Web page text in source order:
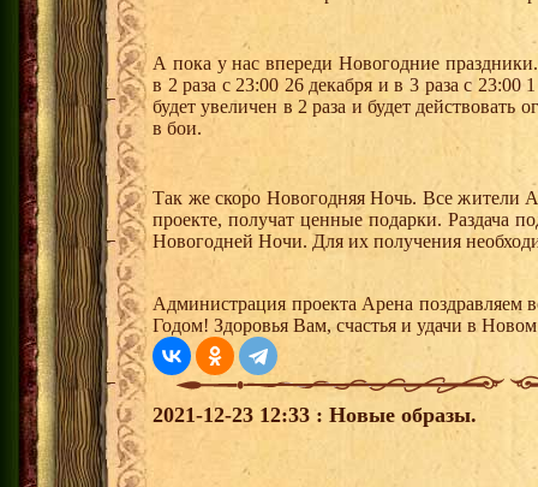
А пока у нас впереди Новогодние
в 2 раза с 23:00 26 декабря и в 3 раза с
будет увеличен в 2 раза и будет
в бои.
Так же скоро Новогодняя Ночь. Все жители
проекте, получат ценные подарки. Раздача
Новогодней Ночи. Для их получения
Администрация проекта Арена
Годом! Здоровья Вам, счастья и удачи в
2021-12-23 12:33 : Новые образы.